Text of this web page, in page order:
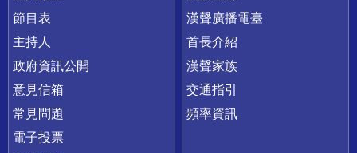
節目表
主持人
政府資訊公開
意見信箱
常見問題
電子投票
漢聲廣播電臺
首長介紹
漢聲家族
交通指引
頻率資訊